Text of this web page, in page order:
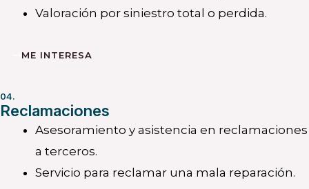
Valoración por siniestro total o perdida.
ME INTERESA
04.
Reclamaciones
Asesoramiento y asistencia en reclamaciones
a terceros.
Servicio para reclamar una mala reparación.